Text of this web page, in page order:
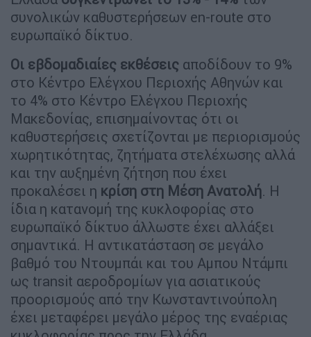
συνολικών καθυστερήσεων en-route στο
ευρωπαϊκό δίκτυο.
Οι εβδομαδιαίες εκθέσεις αποδίδουν το 9%
στο Κέντρο Ελέγχου Περιοχής Αθηνών και
το 4% στο Κέντρο Ελέγχου Περιοχής
Μακεδονίας, επισημαίνοντας ότι οι
καθυστερήσεις σχετίζονται με περιορισμούς
χωρητικότητας, ζητήματα στελέχωσης αλλά
και την αυξημένη ζήτηση που έχει
προκαλέσει η κρίση στη Μέση Ανατολή. Η
ίδια η κατανομή της κυκλοφορίας στο
ευρωπαϊκό δίκτυο άλλωστε έχει αλλάξει
σημαντικά. Η αντικατάσταση σε μεγάλο
βαθμό του Ντουμπάι και του Αμπου Ντάμπι
ως transit αεροδρομίων για ασιατικούς
προορισμούς από την Κωνσταντινούπολη
έχει μεταφέρει μεγάλο μέρος της εναέριας